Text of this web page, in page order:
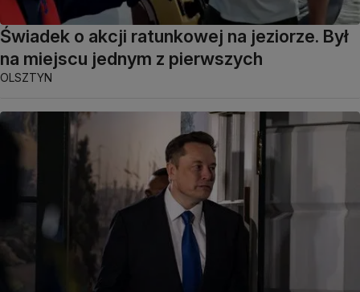
Świadek o akcji ratunkowej na jeziorze. Był
na miejscu jednym z pierwszych
OLSZTYN